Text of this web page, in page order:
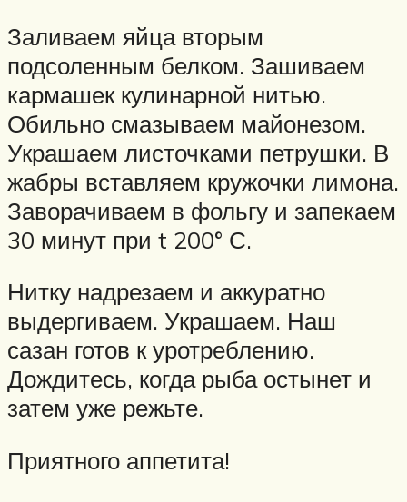
Заливаем яйца вторым
подсоленным белком. Зашиваем
кармашек кулинарной нитью.
Обильно смазываем майонезом.
Украшаем листочками петрушки. В
жабры вставляем кружочки лимона.
Заворачиваем в фольгу и запекаем
30 минут при t 200° С.
Нитку надрезаем и аккуратно
выдергиваем. Украшаем. Наш
сазан готов к уротреблению.
Дождитесь, когда рыба остынет и
затем уже режьте.
Приятного аппетита!